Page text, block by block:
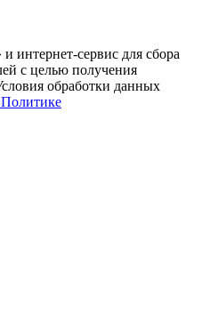
интернет-сервис для сбора
с целью получения
обработки данных